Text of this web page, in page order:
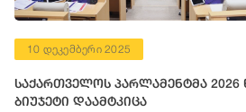
10 დეკემბერი 2025
საქართველოს პარლამენტმა 2026
ბიუჯეტი დაამტკიცა